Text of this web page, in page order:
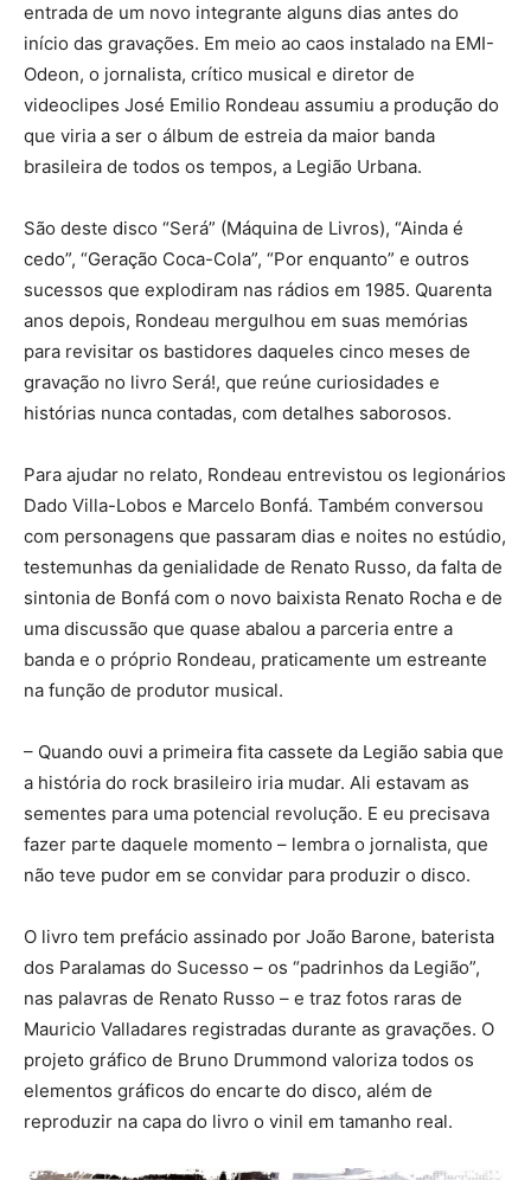
entrada de um novo integrante alguns dias antes do
início das gravações. Em meio ao caos instalado na EMI-
Odeon, o jornalista, crítico musical e diretor de
videoclipes José Emilio Rondeau assumiu a produção do
que viria a ser o álbum de estreia da maior banda
brasileira de todos os tempos, a Legião Urbana.
São deste disco “Será” (Máquina de Livros), “Ainda é
cedo”, “Geração Coca-Cola”, “Por enquanto” e outros
sucessos que explodiram nas rádios em 1985. Quarenta
anos depois, Rondeau mergulhou em suas memórias
para revisitar os bastidores daqueles cinco meses de
gravação no livro Será!, que reúne curiosidades e
histórias nunca contadas, com detalhes saborosos.
Para ajudar no relato, Rondeau entrevistou os legionários
Dado Villa-Lobos e Marcelo Bonfá. Também conversou
com personagens que passaram dias e noites no estúdio,
testemunhas da genialidade de Renato Russo, da falta de
sintonia de Bonfá com o novo baixista Renato Rocha e de
uma discussão que quase abalou a parceria entre a
banda e o próprio Rondeau, praticamente um estreante
na função de produtor musical.
– Quando ouvi a primeira fita cassete da Legião sabia que
a história do rock brasileiro iria mudar. Ali estavam as
sementes para uma potencial revolução. E eu precisava
fazer parte daquele momento – lembra o jornalista, que
não teve pudor em se convidar para produzir o disco.
O livro tem prefácio assinado por João Barone, baterista
dos Paralamas do Sucesso – os “padrinhos da Legião”,
nas palavras de Renato Russo – e traz fotos raras de
Mauricio Valladares registradas durante as gravações. O
projeto gráfico de Bruno Drummond valoriza todos os
elementos gráficos do encarte do disco, além de
reproduzir na capa do livro o vinil em tamanho real.